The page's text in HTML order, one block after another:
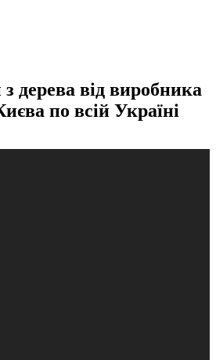
дерева від виробника
по всій Україні